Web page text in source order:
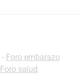
- Foro embarazo
Foro salud